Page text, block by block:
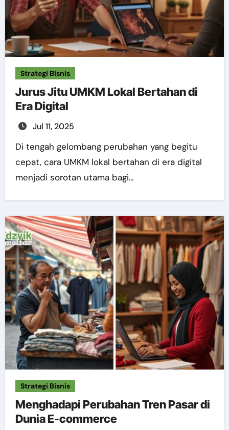
Strategi Bisnis
Jurus Jitu UMKM Lokal Bertahan di
Era Digital
Jul 11, 2025
Di tengah gelombang perubahan yang begitu
cepat, cara UMKM lokal bertahan di era digital
menjadi sorotan utama bagi…
Strategi Bisnis
Menghadapi Perubahan Tren Pasar di
Dunia E-commerce